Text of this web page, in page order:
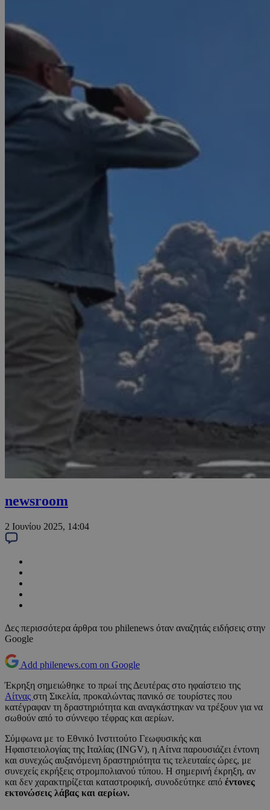
newsroom
2 Ιουνίου 2025, 14:04
Δες περισσότερα άρθρα του philenews όταν αναζητάς ειδήσεις στην
Google
Add philenews.com on Google
Έκρηξη σημειώθηκε το πρωί της Δευτέρας στο ηφαίστειο της
Αίτνας στη Σικελία, προκαλώντας πανικό σε τουρίστες που
κατέγραφαν τη δραστηριότητα και αναγκάστηκαν να τρέξουν για να
σωθούν από το σύννεφο τέφρας και αερίων.
Σύμφωνα με το Εθνικό Ινστιτούτο Γεωφυσικής και
Ηφαιστειολογίας της Ιταλίας (INGV), η Αίτνα παρουσιάζει έντονη
και συνεχώς αυξανόμενη δραστηριότητα τις τελευταίες ώρες, με
συνεχείς εκρήξεις στρομπολιανού τύπου. Η σημερινή έκρηξη, αν
και δεν χαρακτηρίζεται καταστροφική, συνοδεύτηκε από έντονες
εκτονώσεις λάβας και αερίων.